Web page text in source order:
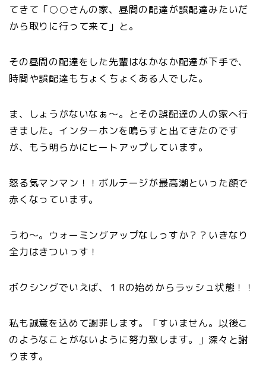
てきて「○○さんの家、昼間の配達が誤配達みたいだ
から取りに行って来て」と。
その昼間の配達をした先輩はなかなか配達が下手で、
時間や誤配達もちょくちょくある人でした。
ま、しょうがないなぁ～。とその誤配達の人の家へ行
きました。インターホンを鳴らすと出てきたのです
が、もう明らかにヒートアップしています。
怒る気マンマン！！ボルテージが最高潮といった顔で
赤くなっています。
うわ～。ウォーミングアップなしっすか？？いきなり
全力はきついっす！
ボクシングでいえば、１Rの始めからラッシュ状態！！
私も誠意を込めて謝罪します。「すいません。以後こ
のようなことがないように努力致します。」深々と謝
ります。